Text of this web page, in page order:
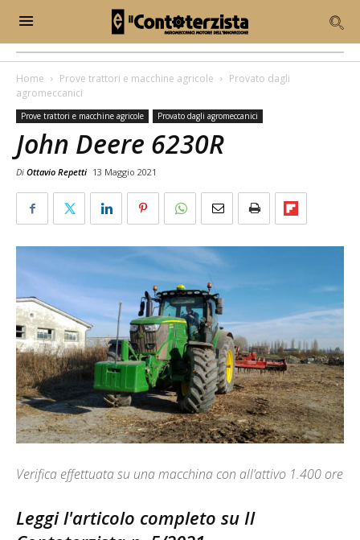
Home Prove trattori e macchine agricole
Provato dagli
agromeccanici
Prove trattori e macchine agricole Provato dagli agromeccanici
John Deere 6230R
Di Ottavio Repetti 13 Maggio 2021
Verifica effettuata su una macchina con all’attivo 1.400 ore
Leggi l'articolo completo su Il